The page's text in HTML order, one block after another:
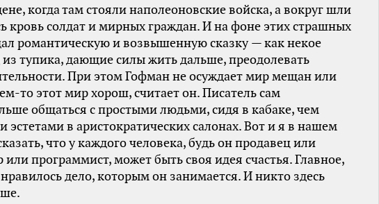
когда там стояли наполеоновские войска, а вокруг шли
кровь солдат и мирных граждан. И на фоне этих страшных
романтическую и возвышенную сказку — как некое
из тупика, дающие силы жить дальше, преодолевать
При этом Гофман не осуждает мир мещан или
то этот мир хорош, считает он. Писатель сам
общаться с простыми людьми, сидя в кабаке, чем
в аристократических салонах. Вот и я в нашем
что у каждого человека, будь он продавец или
или программист, может быть своя идея счастья. Главное,
дело, которым он занимается. И никто здесь